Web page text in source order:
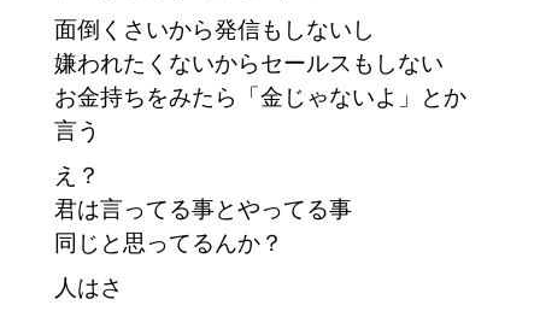
面倒くさいから発信もしないし
嫌われたくないからセールスもしない
お金持ちをみたら「金じゃないよ」とか
言う
え？
君は言ってる事とやってる事
同じと思ってるんか？
人はさ